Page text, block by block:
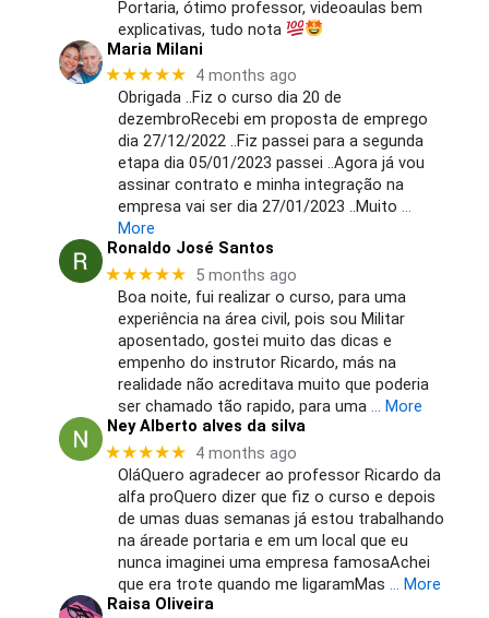
Portaria, ótimo professor, videoaulas bem
explicativas, tudo nota
Maria Milani
★★★★★ 4 months ago
Obrigada ..Fiz o curso dia 20 de
dezembroRecebi em proposta de emprego
dia 27/12/2022 ..Fiz passei para a segunda
etapa dia 05/01/2023 passei ..Agora já vou
assinar contrato e minha integração na
empresa vai ser dia 27/01/2023 ..Muito …
More
Ronaldo José Santos
★★★★★ 5 months ago
Boa noite, fui realizar o curso, para uma
experiência na área civil, pois sou Militar
aposentado, gostei muito das dicas e
empenho do instrutor Ricardo, más na
realidade não acreditava muito que poderia
ser chamado tão rapido, para uma … More
Ney Alberto alves da silva
★★★★★ 4 months ago
OláQuero agradecer ao professor Ricardo da
alfa proQuero dizer que fiz o curso e depois
de umas duas semanas já estou trabalhando
na áreade portaria e em um local que eu
nunca imaginei uma empresa famosaAchei
que era trote quando me ligaramMas … More
Raisa Oliveira